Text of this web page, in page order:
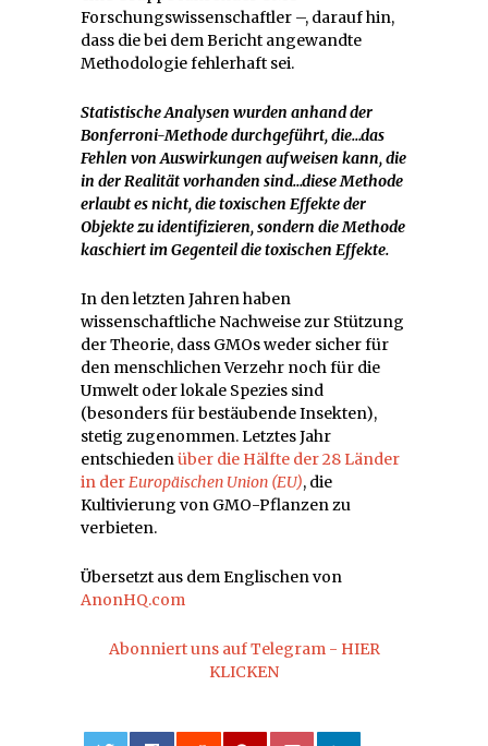
Forschungswissenschaftler –, darauf hin,
dass die bei dem Bericht angewandte
Methodologie fehlerhaft sei.
Statistische Analysen wurden anhand der
Bonferroni-Methode durchgeführt, die…das
Fehlen von Auswirkungen aufweisen kann, die
in der Realität vorhanden sind…diese Methode
erlaubt es nicht, die toxischen Effekte der
Objekte zu identifizieren, sondern die Methode
kaschiert im Gegenteil die toxischen Effekte.
In den letzten Jahren haben
wissenschaftliche Nachweise zur Stützung
der Theorie, dass GMOs weder sicher für
den menschlichen Verzehr noch für die
Umwelt oder lokale Spezies sind
(besonders für bestäubende Insekten),
stetig zugenommen. Letztes Jahr
entschiedenüber die Hälfte der 28 Länder
in derEuropäischen Union (EU), die
Kultivierung von GMO-Pflanzen zu
verbieten.
Übersetzt aus dem Englischen von
AnonHQ.com
Abonniert uns auf Telegram - HIER
KLICKEN